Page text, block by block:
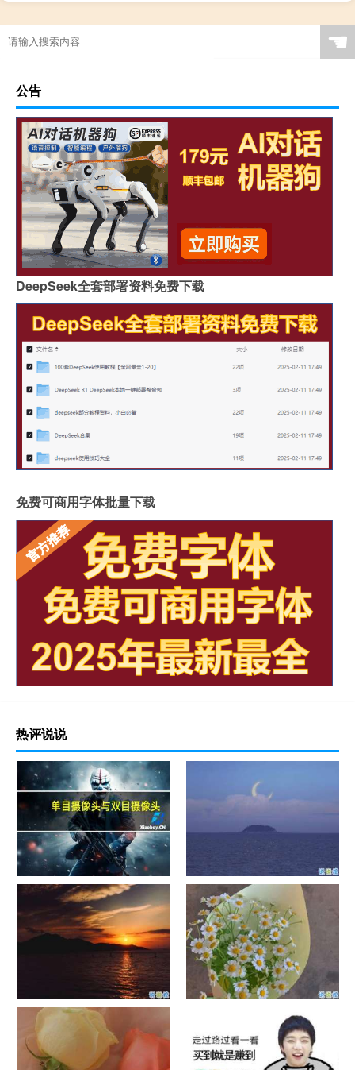
☚
公告
DeepSeek全套部署资料免费下载
免费可商用字体批量下载
热评说说
单目摄像头与双目摄像头
晚安励志语录带图片 晚安心语
励志鸡汤
日出文案温柔句子 看日出的微
信说说配图
晒风景照的唯美说说配图 适合
发风景的朋友圈文案